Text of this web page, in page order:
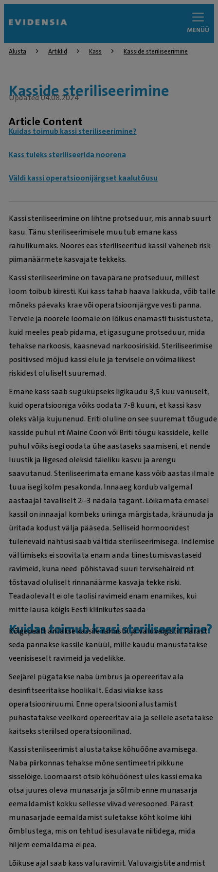
MENÜÜ
Alusta Artiklid Kass Kasside steriliseerimine
Kasside steriliseerimine
Updated 04.08.2024
Article Content
Kuidas toimub kassi steriliseerimine?
Kass tuleks steriliseerida noorena
Väldi kassi operatsioonijärgset kaalutõusu
Kassi steriliseerimine on lihtne protseduur, mis annab suurt
kasu. Tänu steriliseerimisele muutub emane kass
rahulikumaks. Noores eas steriliseeritud kassil väheneb risk
piimanäärmete kasvajate tekkeks.
Kassi steriliseerimine on tavapärane protseduur, millest
loom toibub kiiresti. Kui kass tahab haava lakkuda, võib talle
mõneks päevaks krae või operatsioonijärgve vesti panna.
Tervele ja noorele loomale on lõikus enamasti tüsistusteta,
kuid meeles peab pidama, et igasugune protseduur, mida
tehakse narkoosis, kaasnevad narkoosiriskid. Steriliseerimise
positiivsed mõjud kassi elule ja tervisele on võimalikest
riskidest oluliselt suuremad.
Emane kass saab suguküpseks ligikaudu 3,5 kuu vanuselt,
kuid operatsiooniga võiks oodata 7-8 kuuni, et kassi kasv
oleks välja kujunenud. Eriti oluline on see suuremat tõugude
kasside puhul nt Maine Coon või Briti tõugu kassidele, kelle
puhul võiks isegi oodata ühe aastaseks saamiseni, et nende
luustik ja liigesed oleksid täieliku kasvu ja arengu
saavutanud. Steriliseerimata emane kass võib aastas ilmale
tuua isegi kolm pesakonda. Innaaeg kordub valgemal
aastaajal tavaliselt 2–3 nädala tagant. Lõikamata emasel
kassil on innaajal kombeks uriiniga märgistada, kräunuda ja
üritada kodust välja pääseda. Selliseid hormoonidest
tulenevaid nähtusi saab vältida steriliseerimisega. Indlemise
vältimiseks ei soovitata enam anda tiinestumisvastaseid
ravimeid, kuna need põhistavad suuri tervisehäireid nt
tõstavad oluliselt rinnanäärme kasvaja tekke riski.
Teadaolevalt ei ole taolisi ravimeid enam enamikes, kui
mitte lausa kõigis Eesti kliinikutes saada
Kuidas toimub kassi steriliseerimine?
Kõigepealt antakse kassile rahustit ja valuvaigistit. Pärast
seda pannakse kassile kanüül, mille kaudu manustatakse
veenisiseselt ravimeid ja vedelikke.
Seejärel pügatakse naba ümbrus ja opereeritav ala
desinfitseeritakse hoolikalt. Edasi viiakse kass
operatsiooniruumi. Enne operatsiooni alustamist
puhastatakse veelkord opereeritav ala ja sellele asetatakse
kaitseks steriilsed operatsioonilinad.
Kassi steriliseerimist alustatakse kõhuõõne avamisega.
Naba piirkonnas tehakse mõne sentimeetri pikkune
sisselõige. Loomaarst otsib kõhuõõnest üles kassi emaka
otsa juures oleva munasarja ja sõlmib enne munasarja
eemaldamist kokku sellesse viivad veresooned. Pärast
munasarjade eemaldamist suletakse kõht kolme kihi
õmblustega, mis on tehtud isesulavate niitidega, mida
hiljem eemaldama ei pea.
Lõikuse ajal saab kass valuravimit. Valuvaigistite andmist